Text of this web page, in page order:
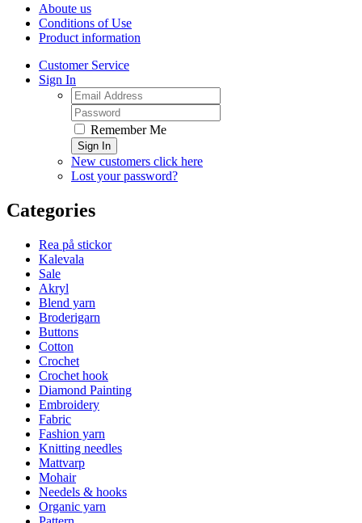
Aboute us
Conditions of Use
Product information
Customer Service
Sign In
Remember Me
Sign In
New customers click here
Lost your password?
Categories
Rea på stickor
Kalevala
Sale
Akryl
Blend yarn
Broderigarn
Buttons
Cotton
Crochet
Crochet hook
Diamond Painting
Embroidery
Fabric
Fashion yarn
Knitting needles
Mattvarp
Mohair
Needels & hooks
Organic yarn